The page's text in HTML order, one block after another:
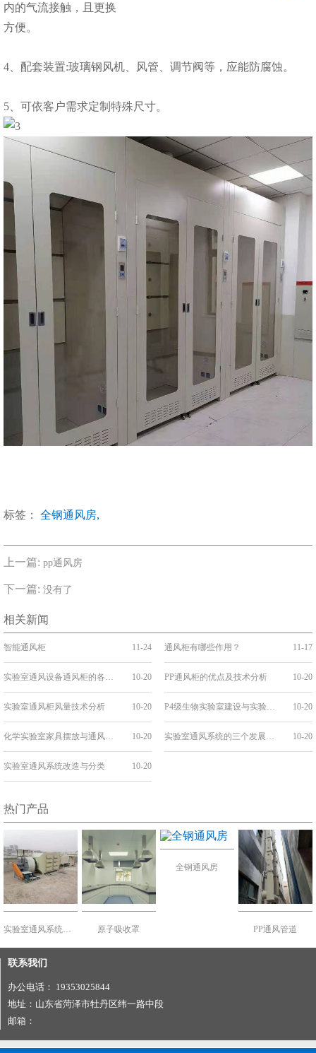
内的气流接触，且更换
方便。
4、配套装置:玻璃钢风机、风管、调节阀等，应能防腐蚀。
5、可依客户需求定制特殊尺寸。
标签： 全钢通风房,
上一篇: pp通风房
下一篇: 没有了
相关新闻
智能通风柜 11-24 通风柜有哪些作用？ 11-17
实验室通风设备通风柜的各种选择 10-20 PP通风柜的优点及技术分析 10-20
实验室通风柜风量技术分析 10-20 P4级生物实验室建设与实验台的关系 10-20
化学实验室家具摆放与通风系统改造的关系 10-20 实验室通风系统的三个发展阶段 10-20
实验室通风系统改造与分类 10-20
热门产品
实验室通风系统建设 原子吸收罩
全钢通风房
PP通风管道
联系我们
办公电话： 19353025844
地址：山东省菏泽市牡丹区纬一路中段
邮箱：